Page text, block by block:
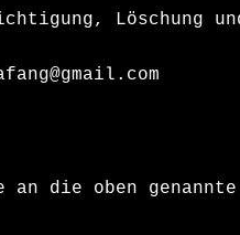
Löschung
die oben genannte